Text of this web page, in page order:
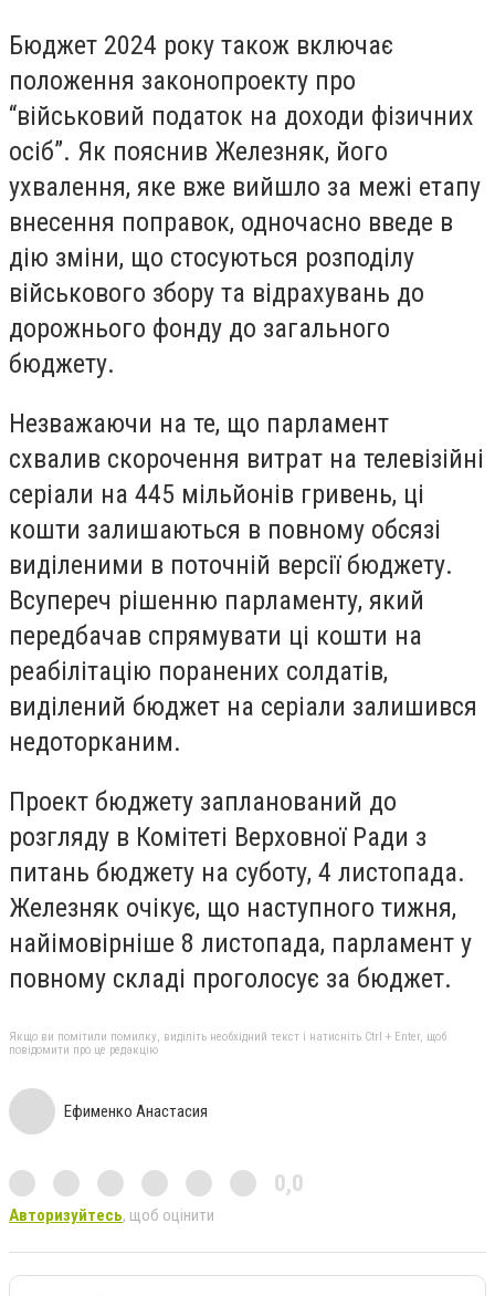
Бюджет 2024 року також включає
положення законопроекту про
“військовий податок на доходи фізичних
осіб”. Як пояснив Железняк, його
ухвалення, яке вже вийшло за межі етапу
внесення поправок, одночасно введе в
дію зміни, що стосуються розподілу
військового збору та відрахувань до
дорожнього фонду до загального
бюджету.
Незважаючи на те, що парламент
схвалив скорочення витрат на телевізійні
серіали на 445 мільйонів гривень, ці
кошти залишаються в повному обсязі
виділеними в поточній версії бюджету.
Всупереч рішенню парламенту, який
передбачав спрямувати ці кошти на
реабілітацію поранених солдатів,
виділений бюджет на серіали залишився
недоторканим.
Проект бюджету запланований до
розгляду в Комітеті Верховної Ради з
питань бюджету на суботу, 4 листопада.
Железняк очікує, що наступного тижня,
найімовірніше 8 листопада, парламент у
повному складі проголосує за бюджет.
Якщо ви помітили помилку, виділіть необхідний текст і натисніть Ctrl + Enter, щоб
повідомити про це редакцію
Ефименко Анастасия
0,0
Авторизуйтесь, щоб оцінити